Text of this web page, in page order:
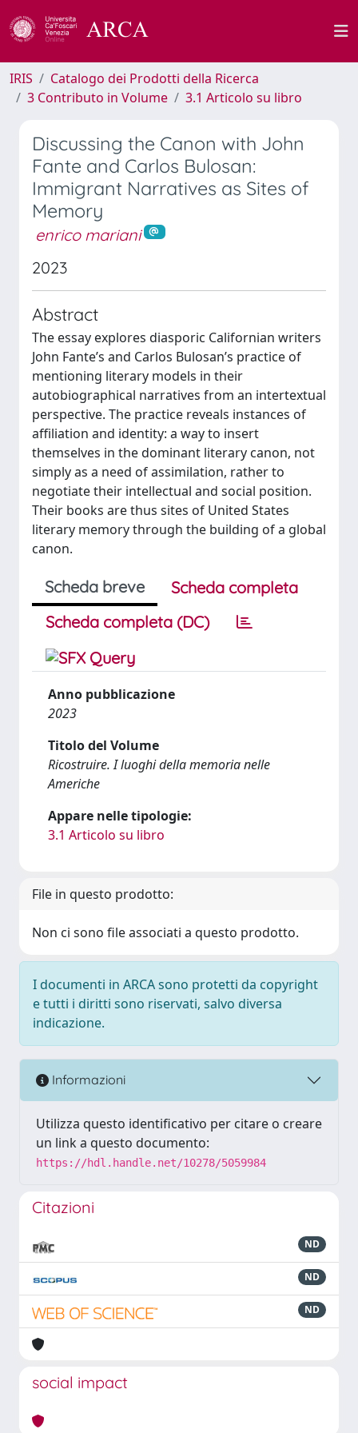
IRIS
Catalogo dei Prodotti della Ricerca
3 Contributo in Volume
3.1 Articolo su libro
Discussing the Canon with John
Fante and Carlos Bulosan:
Immigrant Narratives as Sites of
Memory
enrico mariani
2023
Abstract
The essay explores diasporic Californian writers
John Fante’s and Carlos Bulosan’s practice of
mentioning literary models in their
autobiographical narratives from an intertextual
perspective. The practice reveals instances of
affiliation and identity: a way to insert
themselves in the dominant literary canon, not
simply as a need of assimilation, rather to
negotiate their intellectual and social position.
Their books are thus sites of United States
literary memory through the building of a global
canon.
Scheda breve
Scheda completa
Scheda completa (DC)
Anno pubblicazione
2023
Titolo del Volume
Ricostruire. I luoghi della memoria nelle
Americhe
Appare nelle tipologie:
3.1 Articolo su libro
File in questo prodotto:
Non ci sono file associati a questo prodotto.
I documenti in ARCA sono protetti da copyright
e tutti i diritti sono riservati, salvo diversa
indicazione.
Informazioni
Utilizza questo identificativo per citare o creare
un link a questo documento:
https://hdl.handle.net/10278/5059984
Citazioni
ND
ND
ND
social impact